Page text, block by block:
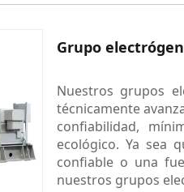
Grupo
Nuestros grupos
técnicamente
confiabilidad,
ecológico. Ya sea
confiable o una
nuestros grupos